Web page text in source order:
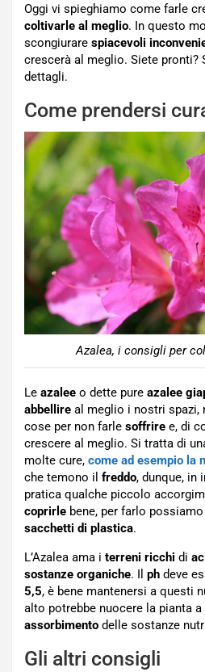
Oggi vi spieghiamo come farle
coltivarle al meglio. In questo
scongiurare spiacevoli
crescerà al meglio. Siete pronti?
dettagli.
Come prendersi
Azalea, i consigli per
Le azalee o dette pure azalee
abbellire al meglio i nostri spazi,
cose per non farle soffrire e, di
crescere al meglio. Si tratta di
molte cure, come ad esempio la
che temono il freddo, dunque, in
pratica qualche piccolo
coprirle bene, per farlo
sacchetti di plastica.
L’Azalea ama i terreni ricchi di
sostanze organiche. Il ph deve
5,5, è bene mantenersi a questi
alto potrebbe nuocere la pianta a
assorbimento delle sostanze
Gli altri consigli